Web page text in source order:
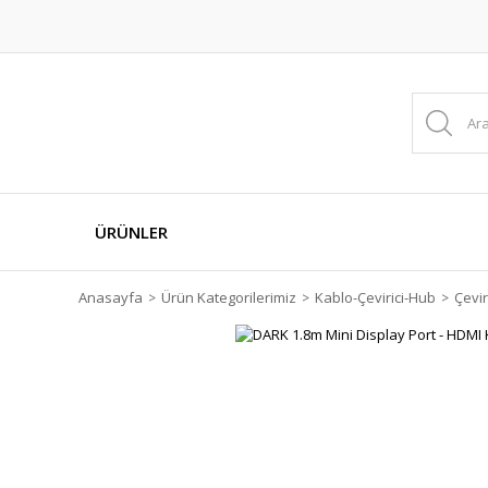
ÜRÜNLER
Anasayfa Ürün Kategorilerimiz Kablo-Çevirici-Hub